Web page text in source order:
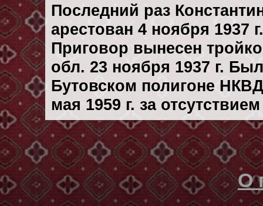
Последний раз
арестован 4 ноября 1937 г.
Приговор вынесен
обл. 23 ноября 1937 г.
Бутовском полигоне
мая 1959 г. за
О